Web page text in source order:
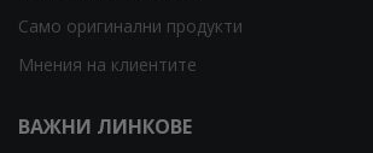
Само оригинални продукти
Мнения на клиентите
ВАЖНИ ЛИНКОВЕ